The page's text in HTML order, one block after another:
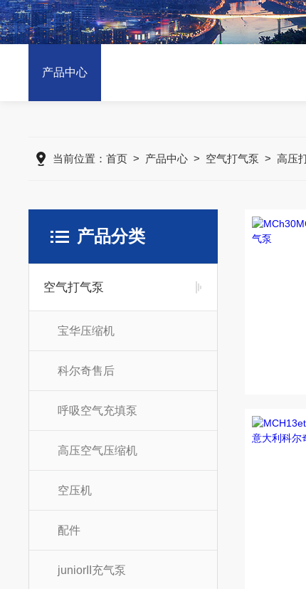
产品中心
当前位置：首页 > 产品中心 > 空气打气泵 >高压
产品分类
空气打气泵
宝华压缩机
科尔奇售后
呼吸空气充填泵
高压空气压缩机
空压机
配件
juniorII充气泵